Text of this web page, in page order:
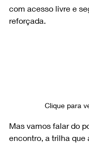
com acesso livre e
reforçada.
Clique para
Mas vamos falar do
encontro, a trilha que